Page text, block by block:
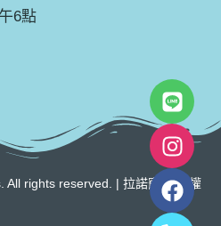
6點
rights reserved. | 拉諾寵物 版權